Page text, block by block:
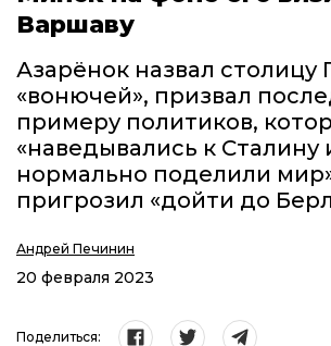
Варшаву
Азарёнок назвал столицу
«вонючей», призвал
примеру политиков,
«наведывались к Сталину
нормально поделили
пригрозил «дойти до
Андрей Печинин
20 февраля 2023
Поделиться: